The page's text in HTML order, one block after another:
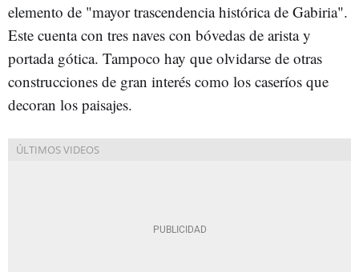
elemento de "mayor trascendencia histórica de Gabiria".
Este cuenta con tres naves con bóvedas de arista y
portada gótica. Tampoco hay que olvidarse de otras
construcciones de gran interés como los caseríos que
decoran los paisajes.